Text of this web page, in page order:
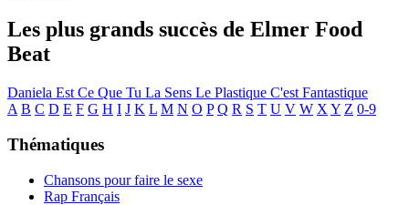
Les plus grands succès de Elmer Food
Beat
Daniela Est Ce Que Tu La Sens Le Plastique C'est Fantastique
A B C D E F G H I J K L M N O P Q R S T U V W X Y Z 0-9
Thématiques
Chansons pour faire le sexe
Rap Français